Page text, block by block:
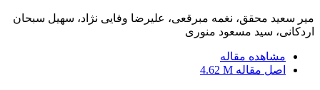
میر سعید محقق، نغمه مبرقعی، علیرضا وفایی نژاد، سهیل سبحان
اردکانی، سید مسعود منوری
مشاهده مقاله
اصل مقاله 4.62 M